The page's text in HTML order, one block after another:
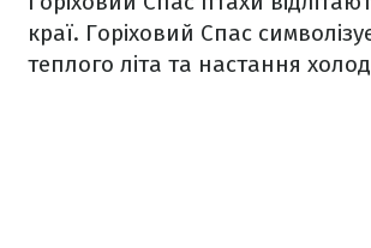
краї. Горіховий Спас
теплого літа та настання